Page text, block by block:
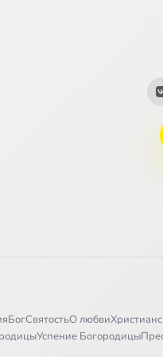
БогСвятостьО любви
Успение Богородицы